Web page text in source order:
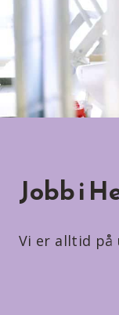
Jobb i
Vi er alltid